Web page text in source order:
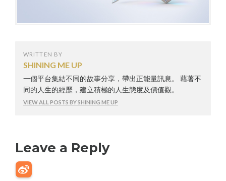
WRITTEN BY
SHINING ME UP
一個平台集結不同的故事分享，帶出正能量訊息。 藉著不
同的人生的經歷，建立積極的人生態度及價值觀。
VIEW ALL POSTS BY SHINING ME UP
Leave a Reply